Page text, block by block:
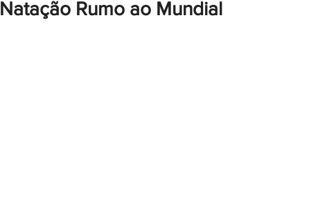
Natação Rumo ao Mundial